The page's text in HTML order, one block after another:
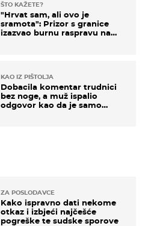
ŠTO KAŽETE?
"Hrvat sam, ali ovo je
sramota": Prizor s granice
izazvao burnu raspravu na
KAO IZ PIŠTOLJA
Dobacila komentar trudnici
bez noge, a muž ispalio
odgovor kao da je samo
ZA POSLODAVCE
Kako ispravno dati nekome
otkaz i izbjeći najčešće
pogreške te sudske sporove